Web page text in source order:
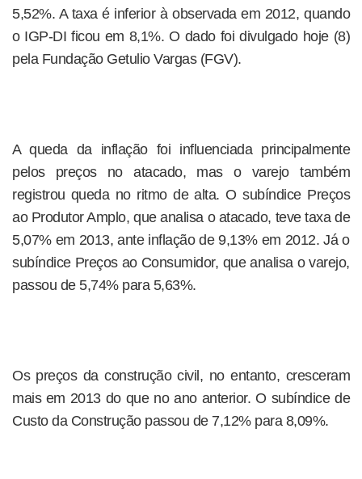
5,52%. A taxa é inferior à observada em 2012, quando
o IGP-DI ficou em 8,1%. O dado foi divulgado hoje (8)
pela Fundação Getulio Vargas (FGV).
A queda da inflação foi influenciada principalmente
pelos preços no atacado, mas o varejo também
registrou queda no ritmo de alta. O subíndice Preços
ao Produtor Amplo, que analisa o atacado, teve taxa de
5,07% em 2013, ante inflação de 9,13% em 2012. Já o
subíndice Preços ao Consumidor, que analisa o varejo,
passou de 5,74% para 5,63%.
Os preços da construção civil, no entanto, cresceram
mais em 2013 do que no ano anterior. O subíndice de
Custo da Construção passou de 7,12% para 8,09%.